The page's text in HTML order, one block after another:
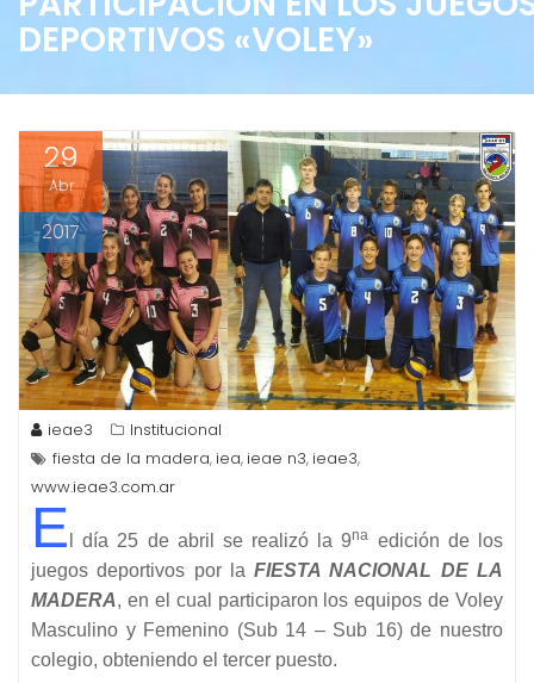
DEPORTIVOS «VOLEY»
29
Abr
2017
ieae3
Institucional
fiesta de la madera, iea, ieae n3, ieae3,
www.ieae3.com.ar
E l día 25 de abril se realizó la 9na
edición de los
juegos deportivos por laFIESTA NACIONAL DE LA
MADERA, en el cual participaron los equipos de Voley
Masculino y Femenino (Sub 14 – Sub 16) de nuestro
colegio, obteniendo el tercer puesto.